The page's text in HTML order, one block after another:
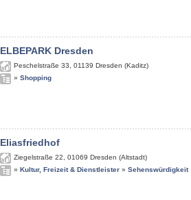
ELBEPARK Dresden
Peschelstraße 33 01139 Dresden (Kaditz)
» Shopping
Eliasfriedhof
Ziegelstraße 22 01069 Dresden (Altstadt)
» Kultur, Freizeit & Dienstleister » Sehenswürdigkeit